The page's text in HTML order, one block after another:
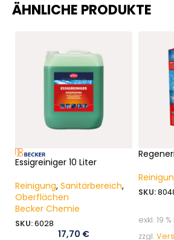
ÄHNLICHE PRODUKTE
Essigreiniger 10 Liter
Reinigung, Sanitärbereich,
Oberflächen
Becker Chemie
SKU:6028
17,70 €
SKU:
exkl. 19
zzgl.